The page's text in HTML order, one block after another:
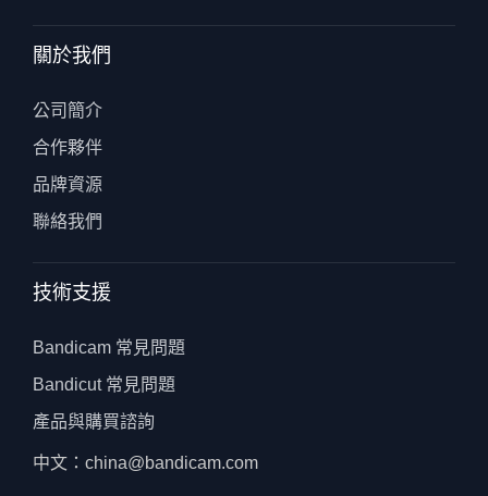
關於我們
公司簡介
合作夥伴
品牌資源
聯絡我們
技術支援
Bandicam 常見問題
Bandicut 常見問題
產品與購買諮詢
中文：china@bandicam.com